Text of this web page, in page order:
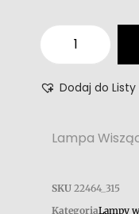
Dodaj do
Lampa
SKU 22464_315
KategoriaLampy